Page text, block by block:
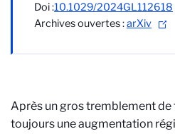
Doi :10.1029/2024GL112618
Archives ouvertes :arXiv
Après un gros tremblement de
toujours une augmentation